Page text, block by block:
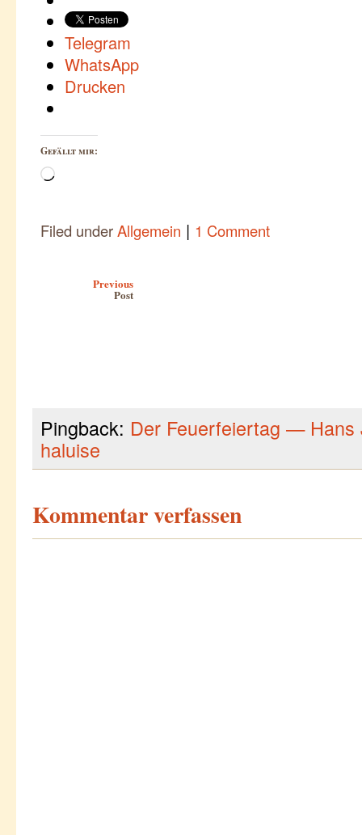
Telegram
WhatsApp
Drucken
Gefällt mir:
Wird
Filed underAllgemein | 1 Comment
Previous
Post
Pingback: Der Feuerfeiertag — Hans
haluise
Kommentar verfassen